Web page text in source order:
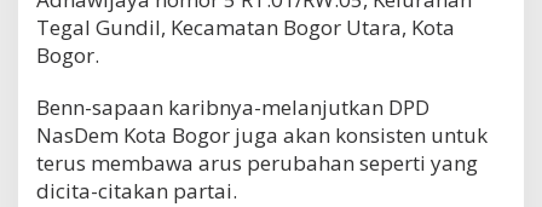
Tegal Gundil, Kecamatan Bogor Utara, Kota
Bogor.
Benn-sapaan karibnya-melanjutkan DPD
NasDem Kota Bogor juga akan konsisten untuk
terus membawa arus perubahan seperti yang
dicita-citakan partai.